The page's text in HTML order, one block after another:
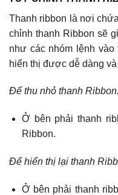
Thanh ribbon là nơi
chỉnh thanh Ribbon sẽ
như các nhóm lệnh
hiển thị được dễ dàng
Để thu nhỏ thanh
Ở bên phải thanh
Ribbon.
Để hiển thị lại thanh
Ở bên phải thanh